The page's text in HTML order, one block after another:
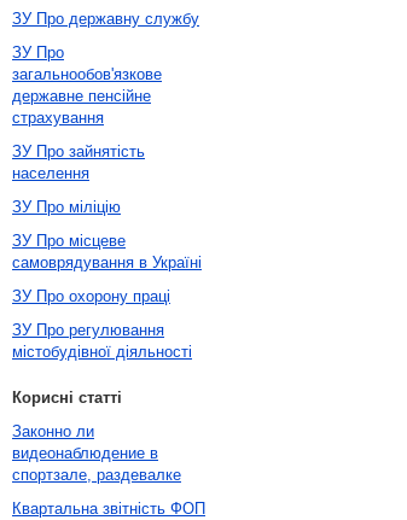
ЗУ Про державну службу
ЗУ Про
загальнообов'язкове
державне пенсійне
страхування
ЗУ Про зайнятість
населення
ЗУ Про міліцію
ЗУ Про місцеве
самоврядування в Україні
ЗУ Про охорону праці
ЗУ Про регулювання
містобудівної діяльності
Корисні статті
Законно ли
видеонаблюдение в
спортзале, раздевалке
Квартальна звітність ФОП